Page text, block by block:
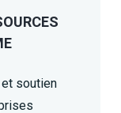
soutien